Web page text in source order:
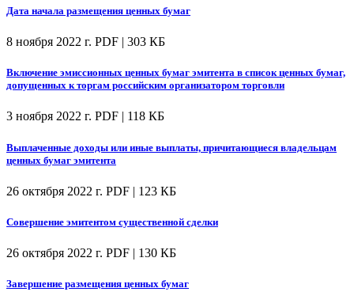
Дата начала размещения ценных бумаг
8 ноября 2022 г. PDF | 303 КБ
Включение эмиссионных ценных бумаг эмитента в список ценных бумаг,
допущенных к торгам российским организатором торговли
3 ноября 2022 г. PDF | 118 КБ
Выплаченные доходы или иные выплаты, причитающиеся владельцам
ценных бумаг эмитента
26 октября 2022 г. PDF | 123 КБ
Совершение эмитентом существенной сделки
26 октября 2022 г. PDF | 130 КБ
Завершение размещения ценных бумаг